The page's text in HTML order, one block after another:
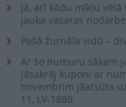
Jā, arī kādu mīklu
jauka vasaras
Pašā žurnāla vidū –
Ar šo numuru sākam
jāsakrāj kuponi ar
novembrim jāatsūta
11, LV-1880.